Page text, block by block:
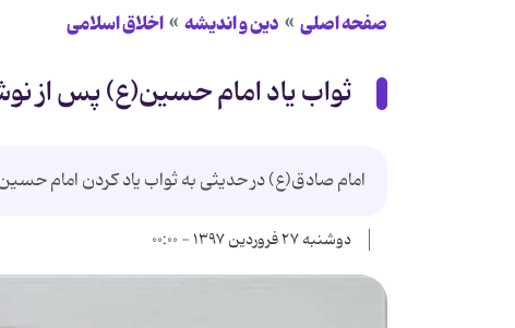
صفحه اصلی دین و اندیشه اخلاق اسلامی
ثواب یاد امام حسین(ع) پس از
امام صادق(ع) در حدیثی به ثواب یاد کردن امام
دوشنبه ۲۷ فروردین ۱۳۹۷ - ۰۰:۰۰